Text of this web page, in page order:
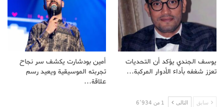
يوسف الجندي يؤكد أن التحديات
تعزز شغفه بأداء الأدوار المركبة…
أمين بودشارت يكشف سر نجاح
تجربته الموسيقية ويعيد رسم
علاقة…
سابق التالى 1 من 6٬934